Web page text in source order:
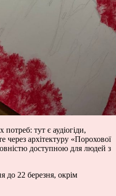
тут є аудіогіди,
через архітектуру «Порохової
доступною для людей з
до 22 березня, окрім